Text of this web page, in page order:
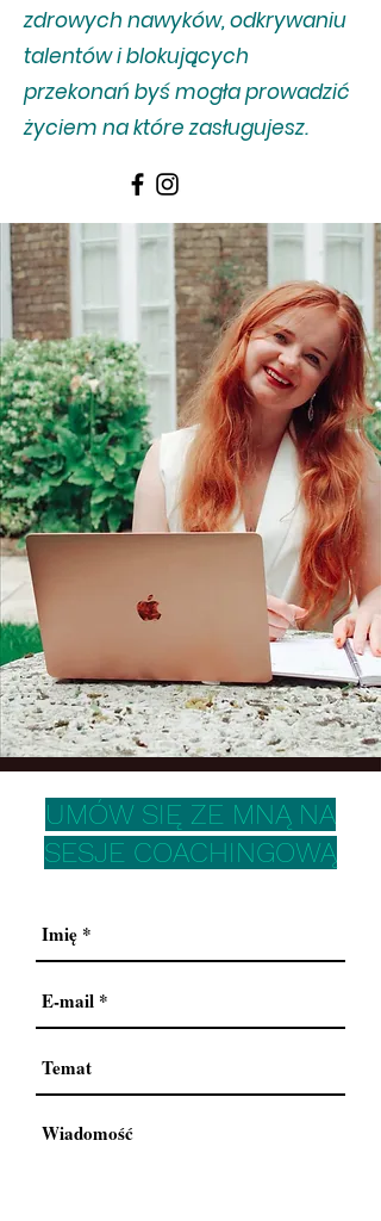
zdrowych nawyków, odkrywaniu
talentów i blokujących
przekonań byś mogła prowadzić
życiem na które zasługujesz.
UMÓW SIĘ ZE MNĄ NA
SESJE COACHINGOWĄ